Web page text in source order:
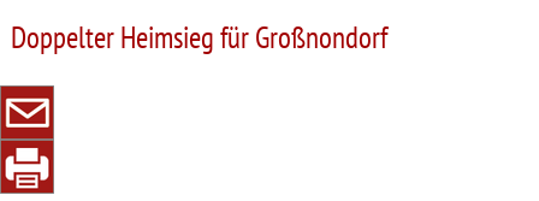
Doppelter Heimsieg für Großnondorf